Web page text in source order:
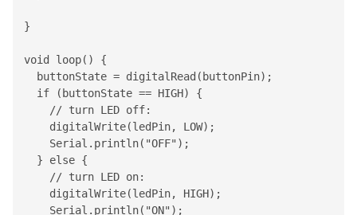
}
void loop() {
  buttonState = digitalRead(buttonPin);
  if (buttonState == HIGH) {
    // turn LED off:
    digitalWrite(ledPin, LOW);
    Serial.println("OFF");
  } else {
    // turn LED on:
    digitalWrite(ledPin, HIGH);
    Serial.println("ON");